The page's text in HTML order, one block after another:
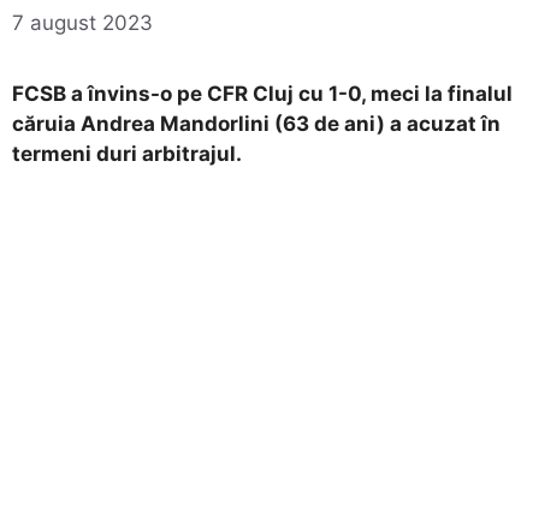
7 august 2023
FCSB a învins-o pe CFR Cluj cu 1-0, meci la finalul
căruia Andrea Mandorlini (63 de ani) a acuzat în
termeni duri arbitrajul.